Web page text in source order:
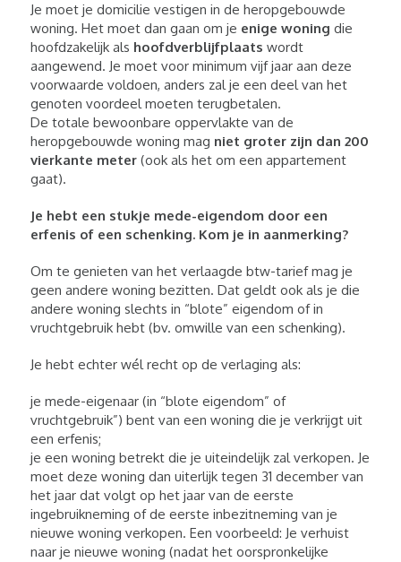
Je moet je domicilie vestigen in de heropgebouwde
woning. Het moet dan gaan om je enige woning die
hoofdzakelijk als hoofdverblijfplaats wordt
aangewend. Je moet voor minimum vijf jaar aan deze
voorwaarde voldoen, anders zal je een deel van het
genoten voordeel moeten terugbetalen.
De totale bewoonbare oppervlakte van de
heropgebouwde woning mag niet groter zijn dan 200
vierkante meter (ook als het om een appartement
gaat).
Je hebt een stukje mede-eigendom door een
erfenis of een schenking. Kom je in aanmerking?
Om te genieten van het verlaagde btw-tarief mag je
geen andere woning bezitten. Dat geldt ook als je die
andere woning slechts in “blote” eigendom of in
vruchtgebruik hebt (bv. omwille van een schenking).
Je hebt echter wél recht op de verlaging als:
je mede-eigenaar (in “blote eigendom” of
vruchtgebruik”) bent van een woning die je verkrijgt uit
een erfenis;
je een woning betrekt die je uiteindelijk zal verkopen. Je
moet deze woning dan uiterlijk tegen 31 december van
het jaar dat volgt op het jaar van de eerste
ingebruikneming of de eerste inbezitneming van je
nieuwe woning verkopen. Een voorbeeld: Je verhuist
naar je nieuwe woning (nadat het oorspronkelijke